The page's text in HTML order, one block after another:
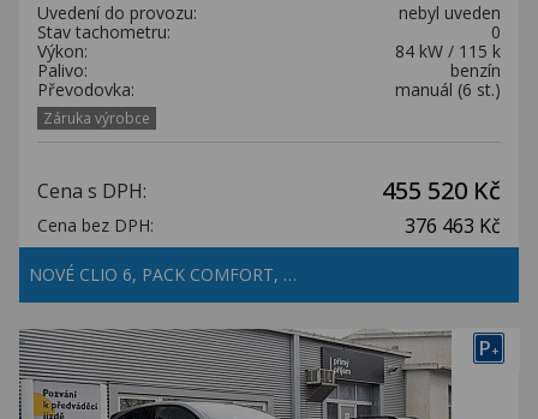
Uvedení do provozu:
nebyl uveden
Stav tachometru:
0
Výkon:
84 kW / 115 k
Palivo:
benzín
Převodovka:
manuál (6 st.)
Záruka výrobce
Cena s DPH: 455 520 Kč
Cena bez DPH: 376 463 Kč
NOVÉ CLIO 6, PACK COMFORT, …
P+